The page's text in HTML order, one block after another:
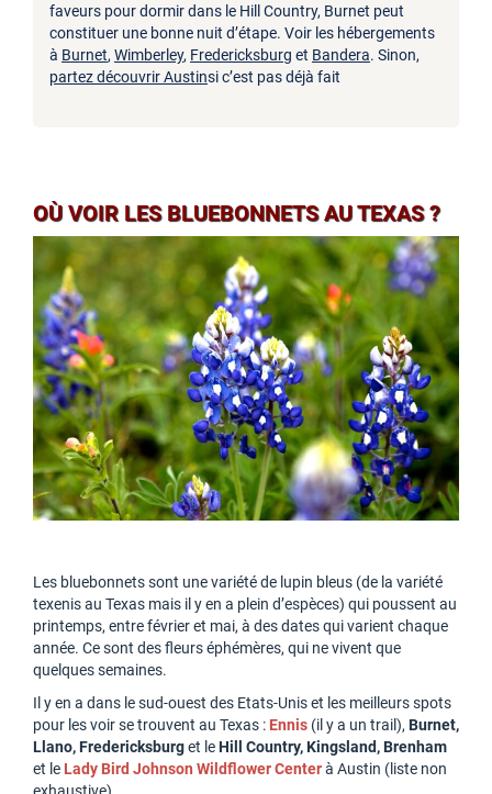
faveurs pour dormir dans le Hill Country, Burnet peut
constituer une bonne nuit d’étape. Voir les hébergements
à Burnet, Wimberley, Fredericksburg et Bandera. Sinon,
partez découvrir Austinsi c’est pas déjà fait
OÙ VOIR LES BLUEBONNETS AU TEXAS ?
Les bluebonnets sont une variété de lupin bleus (de la variété
texenis au Texas mais il y en a plein d’espèces) qui poussent au
printemps, entre février et mai, à des dates qui varient chaque
année. Ce sont des fleurs éphémères, qui ne vivent que
quelques semaines.
Il y en a dans le sud-ouest des Etats-Unis et les meilleurs spots
pour les voir se trouvent au Texas : Ennis (il y a un trail), Burnet,
Llano, Fredericksburget leHill Country, Kingsland, Brenham
et le Lady Bird Johnson Wildflower Centerà Austin (liste non